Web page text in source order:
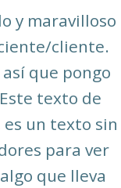
y maravilloso
cliente.
que pongo
texto de
un texto sin
para ver
que lleva